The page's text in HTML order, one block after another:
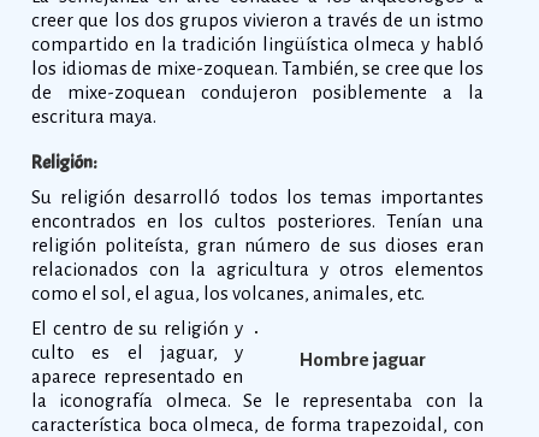
creer que los dos grupos vivieron a través de un istmo
compartido en la tradición lingüística olmeca y habló
los idiomas de mixe-zoquean. También, se cree que los
de mixe-zoquean condujeron posiblemente a la
escritura maya.
Religión:
Su religión desarrolló todos los temas importantes
encontrados en los cultos posteriores. Tenían una
religión politeísta, gran número de sus dioses eran
relacionados con la agricultura y otros elementos
como el sol, el agua, los volcanes, animales, etc.
Hombre jaguar
El centro de su religión y
culto es el jaguar, y
aparece representado en
la iconografía olmeca. Se le representaba con la
característica boca olmeca, de forma trapezoidal, con